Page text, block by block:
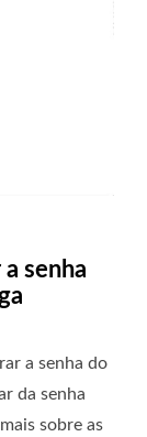
senha
a senha do
da senha
sobre as